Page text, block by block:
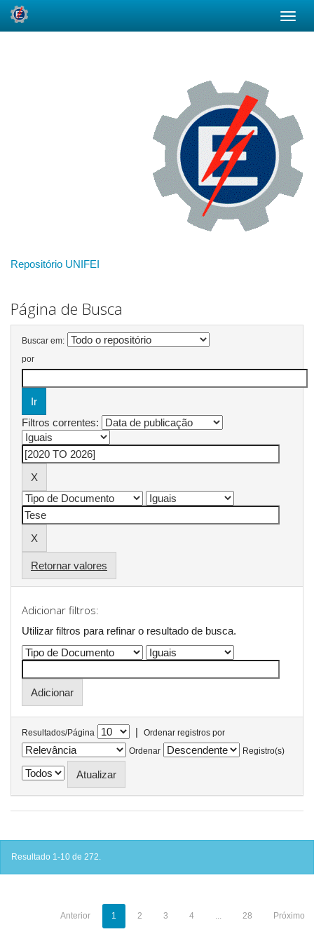
Repositório UNIFEI
Página de Busca
Buscar em:
por
Filtros correntes:
Retornar valores
Adicionar filtros:
Utilizar filtros para refinar o resultado de busca.
Resultados/Página |
Ordenar registros por
Ordenar
Registro(s)
Resultado 1-10 de 272.
Anterior 1 2 3 4 ... 28 Próximo